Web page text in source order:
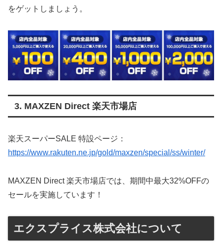
をゲットしましょう。
3. MAXZEN Direct 楽天市場店
楽天スーパーSALE 特設ページ：
https://www.rakuten.ne.jp/gold/maxzen/special/ss/winter/
MAXZEN Direct 楽天市場店では、期間中最大32%OFFの
セールを実施しています！
エクスプライス株式会社について